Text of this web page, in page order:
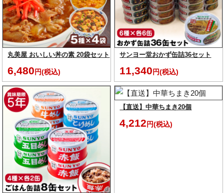
丸美屋 おいしい丼の素 20袋セット
6,480 円(税込)
サンヨー堂おかず缶詰36セット
11,340 円(税込)
【直送】中華ちまき20個
4,212 円(税込)